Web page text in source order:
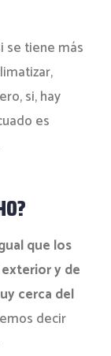
se tiene más
si, hay
es
que los
y de
cerca del
decir